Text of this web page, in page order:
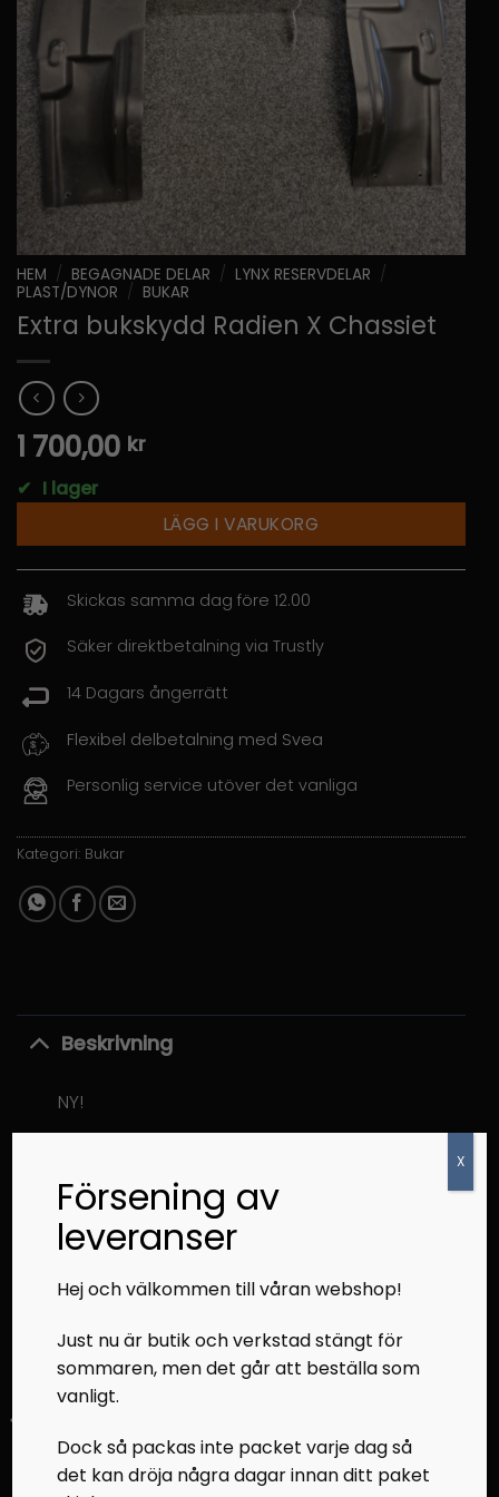
HEM / BEGAGNADE DELAR / LYNX RESERVDELAR /
PLAST/DYNOR / BUKAR
Extra bukskydd Radien X Chassiet
1 700,00 kr
✔ I lager
LÄGG I VARUKORG
Skickas samma dag före 12.00
Säker direktbetalning via Trustly
14 Dagars ångerrätt
Flexibel delbetalning med Svea
Personlig service utöver det vanliga
Kategori: Bukar
Beskrivning
NY!
RELATERADE PRODUKTER
BUKAR
Undre buk höger
BUKAR
Bukplast fram
Försening av
leveranser
Hej och välkommen till våran webshop!
Just nu är butik och verkstad stängt för
sommaren, men det går att beställa som
vanligt.
Dock så packas inte packet varje dag så
det kan dröja några dagar innan ditt paket
X